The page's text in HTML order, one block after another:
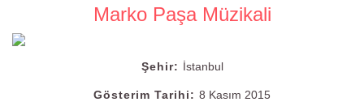
Marko Paşa Müzikali
Şehir: İstanbul
Gösterim Tarihi: 8 Kasım 2015